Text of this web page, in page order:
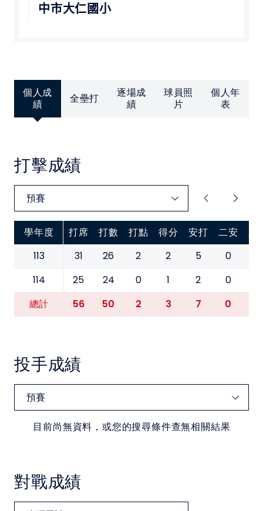
中市大仁國小
個人成
績
全壘打
逐場成
績
球員照
片
個人年
表
打擊成績
學年度 打席 打數 打點 得分 安打 二安 三
113 31 26 2 2 5 0
114
25 24 0 1 2 0
總計 56 50 2 3 7 0
投手成績
目前尚無資料，或您的搜尋條件查無相關結果
對戰成績